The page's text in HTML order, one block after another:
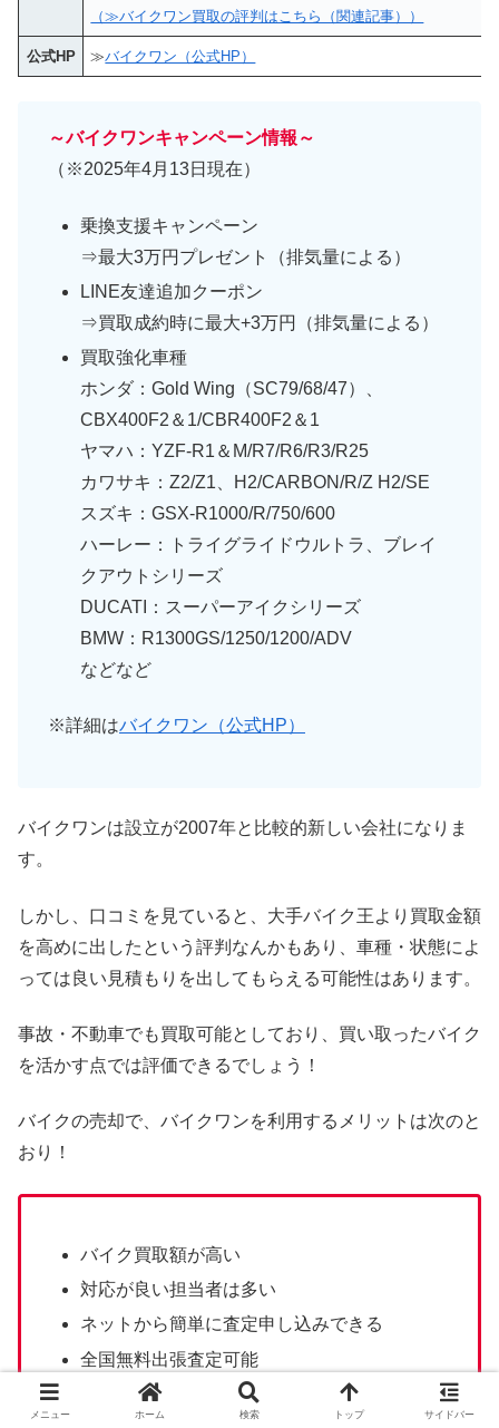
（≫バイクワン買取の評判はこちら（関連記事））
公式HP ≫バイクワン（公式HP）
～バイクワンキャンペーン情報～
（※2025年4月13日現在）
乗換支援キャンペーン
⇒最大3万円プレゼント（排気量による）
LINE友達追加クーポン
⇒買取成約時に最大+3万円（排気量による）
買取強化車種
ホンダ：Gold Wing（SC79/68/47）、
CBX400F2＆1/CBR400F2＆1
ヤマハ：YZF-R1＆M/R7/R6/R3/R25
カワサキ：Z2/Z1、H2/CARBON/R/Z H2/SE
スズキ：GSX-R1000/R/750/600
ハーレー：トライグライドウルトラ、ブレイ
クアウトシリーズ
DUCATI：スーパーアイクシリーズ
BMW：R1300GS/1250/1200/ADV
などなど
※詳細はバイクワン（公式HP）
バイクワンは設立が2007年と比較的新しい会社になりま
す。
しかし、口コミを見ていると、大手バイク王より買取金額
を高めに出したという評判なんかもあり、車種・状態によ
っては良い見積もりを出してもらえる可能性はあります。
事故・不動車でも買取可能としており、買い取ったバイク
を活かす点では評価できるでしょう！
バイクの売却で、バイクワンを利用するメリットは次のと
おり！
バイク買取額が高い
対応が良い担当者は多い
ネットから簡単に査定申し込みできる
全国無料出張査定可能
事故・不動車でも買取可能
メニュー ホーム 検索 トップ サイドバー